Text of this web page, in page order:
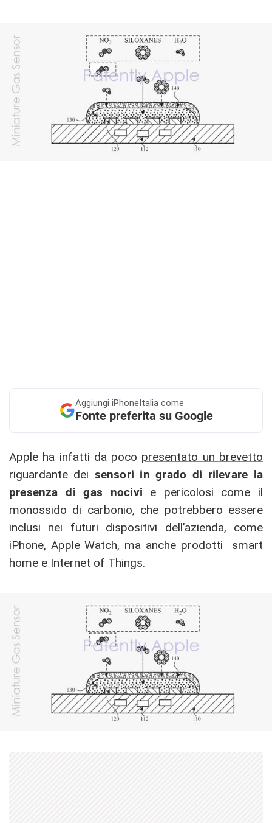
Aggiungi iPhoneItalia come
Fonte preferita su Google
Apple ha infatti da poco presentato un brevetto
riguardante dei sensori in grado di rilevare la
presenza di gas nocivi e pericolosi come il
monossido di carbonio, che potrebbero essere
inclusi nei futuri dispositivi dell’azienda, come
iPhone, Apple Watch, ma anche prodotti smart
home e Internet of Things.